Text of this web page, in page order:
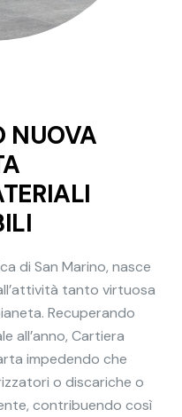
NUOVA
di San Marino, nasce
tanto virtuosa
Recuperando
all’anno, Cartiera
impedendo che
o discariche o
contribuendo così